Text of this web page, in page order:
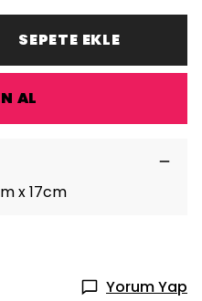
SEPETE EKLE
AL
x 17cm
Yorum Yap